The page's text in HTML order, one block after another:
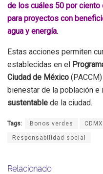
de los cuáles 50 por ciento
para proyectos con
agua y energía.
Estas acciones permiten
establecidas en el
Ciudad de México
bienestar de la población e
sustentable de la ciudad.
Tags: Bonos verdes CDMX
Responsabilidad social
Relacionado